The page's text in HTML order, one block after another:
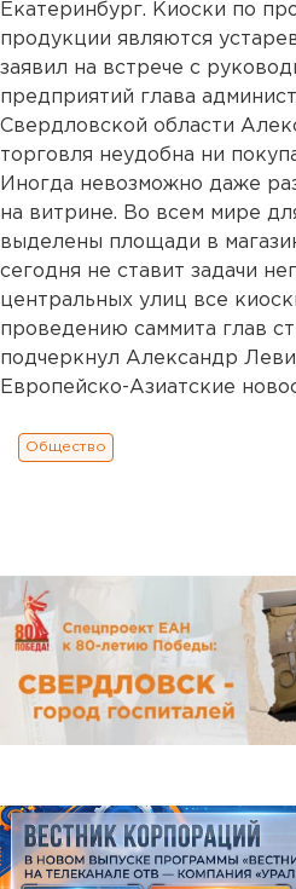
Екатеринбург. Киоски по
продукции являются
заявил на встрече с
предприятий глава
Свердловской области
торговля неудобна ни
Иногда невозможно даже
на витрине. Во всем мире
выделены площади в
сегодня не ставит задачи
центральных улиц все
проведению саммита глав
подчеркнул Александр
Европейско-Азиатские
Общество